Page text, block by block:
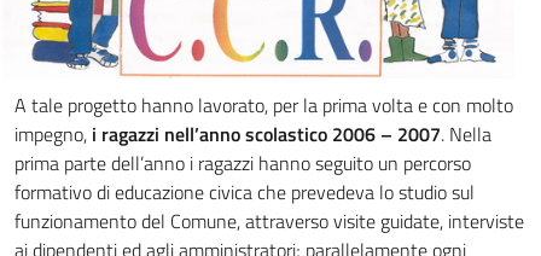
A tale progetto hanno lavorato, per la prima volta e con molto
impegno, i ragazzi nell’anno scolastico 2006 – 2007. Nella
prima parte dell’anno i ragazzi hanno seguito un percorso
formativo di educazione civica che prevedeva lo studio sul
funzionamento del Comune, attraverso visite guidate, interviste